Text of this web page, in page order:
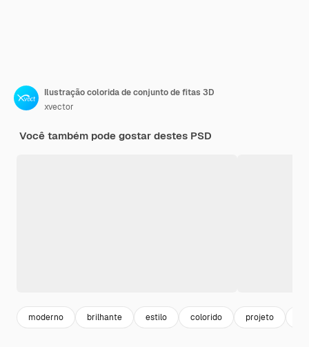
Ilustração colorida de conjunto de fitas 3D
xvector
Você também pode gostar destes PSD
moderno brilhante estilo colorido projeto